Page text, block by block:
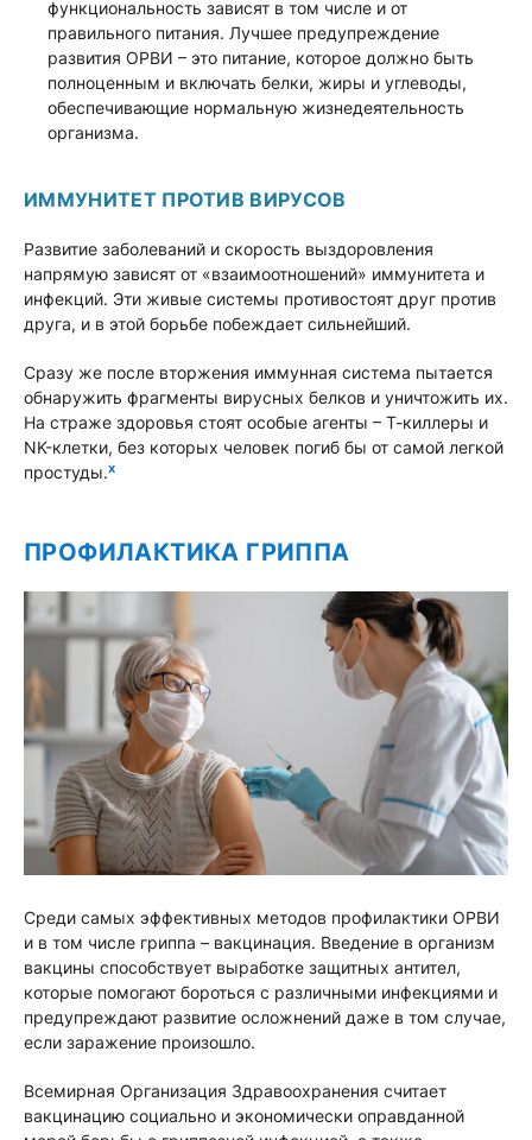
функциональность зависят в том числе и от
правильного питания. Лучшее предупреждение
развития ОРВИ – это питание, которое должно быть
полноценным и включать белки, жиры и углеводы,
обеспечивающие нормальную жизнедеятельность
организма.
ИММУНИТЕТ ПРОТИВ ВИРУСОВ
Развитие заболеваний и скорость выздоровления
напрямую зависят от «взаимоотношений» иммунитета и
инфекций. Эти живые системы противостоят друг против
друга, и в этой борьбе побеждает сильнейший.
Сразу же после вторжения иммунная система пытается
обнаружить фрагменты вирусных белков и уничтожить их.
На страже здоровья стоят особые агенты – Т-киллеры и
NK-клетки, без которых человек погиб бы от самой легкой
простуды.x
ПРОФИЛАКТИКА ГРИППА
Среди самых эффективных методов профилактики ОРВИ
и в том числе гриппа – вакцинация. Введение в организм
вакцины способствует выработке защитных антител,
которые помогают бороться с различными инфекциями и
предупреждают развитие осложнений даже в том случае,
если заражение произошло.
Всемирная Организация Здравоохранения считает
вакцинацию социально и экономически оправданной